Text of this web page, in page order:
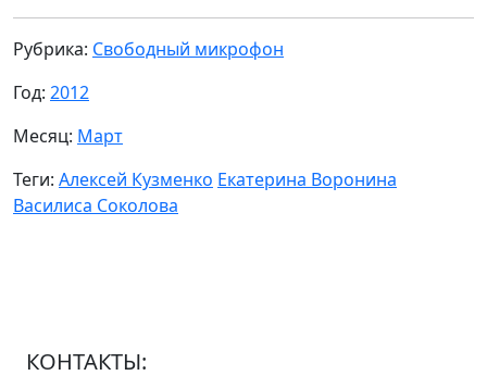
Рубрика: Свободный микрофон
Год: 2012
Месяц: Март
Теги: Алексей Кузменко Екатерина Воронина
Василиса Соколова
КОНТАКТЫ: